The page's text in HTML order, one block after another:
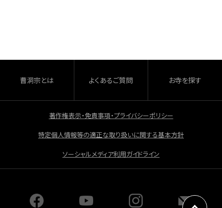
o
o
k
曹洞宗とは よくあるご質問 お寺を探す
著作権表示・免責事項・プライバシーポリシー
特定個人情報等の適正な取り扱いに関する基本方針
ソーシャルメディア利用ガイドライン